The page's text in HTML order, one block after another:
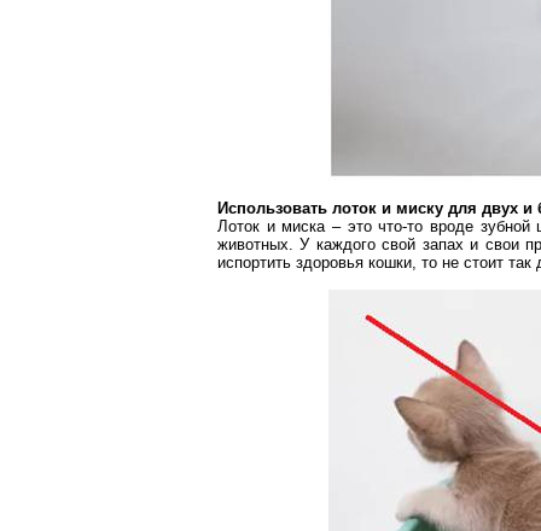
Использовать лоток и миску для двух и
Лоток и миска – это что-то вроде зубной
животных. У каждого свой запах и свои
испортить здоровья кошки, то не стоит так